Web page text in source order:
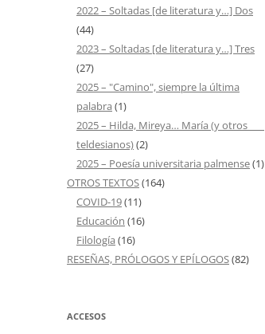
2022 – Soltadas [de literatura y…] Dos
(44)
2023 – Soltadas [de literatura y…] Tres
(27)
2025 – "Camino", siempre la última
palabra (1)
2025 – Hilda, Mireya… María (y otros ___
teldesianos)(2)
2025 – Poesía universitaria palmense(1)
OTROS TEXTOS(164)
COVID-19(11)
Educación (16)
Filología (16)
RESEÑAS, PRÓLOGOS Y EPÍLOGOS(82)
ACCESOS